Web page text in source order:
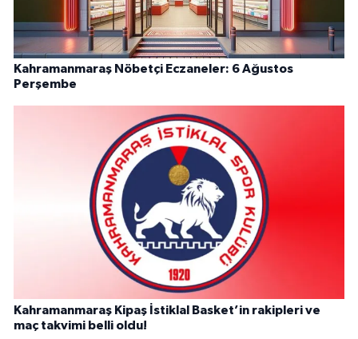
Kahramanmaraş Nöbetçi Eczaneler: 6 Ağustos
Perşembe
Kahramanmaraş Kipaş İstiklal Basket’in rakipleri ve
maç takvimi belli oldu!